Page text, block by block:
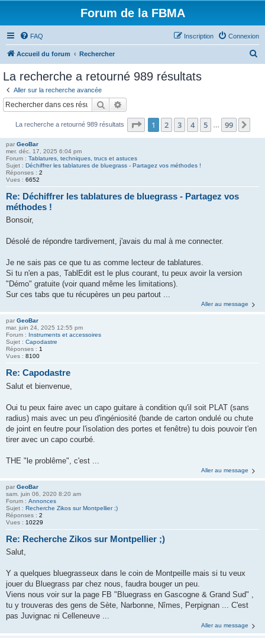
Forum de la FBMA
FAQ Connexion
Inscription
Accueil du forum Rechercher
c
La recherche a retourné 989 résultats
Aller sur la recherche avancée
Rechercher
La recherche a retourné 989 résultats Page 1sur99
1 2 3 4 5 99
par GeoBar
mer. déc. 17, 2025 6:04 pm
Forum : Tablatures, techniques, trucs et astuces
Sujet : Déchiffrer les tablatures de bluegrass - Partagez vos méthodes !
Réponses : 2
Vues : 6652
Re: Déchiffrer les tablatures de bluegrass - Partagez vos
méthodes !
Bonsoir,
Désolé de répondre tardivement, j'avais du mal à me connecter.
Je ne sais pas ce que tu as comme lecteur de tablatures.
Si tu n'en a pas, TablEdit est le plus courant, tu peux avoir la version
"Démo" gratuite (voir quand même les limitations).
Sur ces tabs que tu récupères un peu partout ...
Aller au message
par GeoBar
mar. juin 24, 2025 12:55 pm
Forum : Instruments et accessoires
Sujet : Capodastre
Réponses : 1
Vues : 8100
Re: Capodastre
Salut et bienvenue,
Oui tu peux faire avec un capo guitare à condition qu'il soit PLAT (sans
radius) mais avec un peu d'ingéniosité (bande de carton ondulé ou chute
de joint en feutre pour l'isolation des portes et fenêtre) tu dois pouvoir t'en
tirer avec un capo courbé.
THE "le problême", c'est ...
Aller au message
par GeoBar
sam. juin 06, 2020 8:20 am
Forum : Annonces
Sujet : Recherche Zikos sur Montpellier ;)
Réponses : 2
Vues : 10229
Re: Recherche Zikos sur Montpellier ;)
Salut,
Y a quelques bluegrasseux dans le coin de Montpeille mais si tu veux
jouer du Bluegrass par chez nous, faudra bouger un peu.
Viens nous voir sur la page FB "Bluegrass en Gascogne & Grand Sud" ,
tu y trouveras des gens de Sète, Narbonne, Nîmes, Perpignan ... C'est
pas Juvignac ni Celleneuve ...
Aller au message